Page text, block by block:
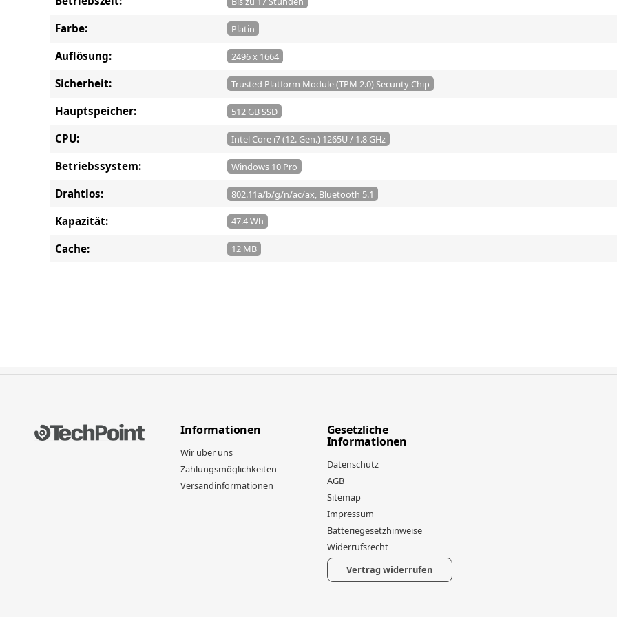
Farbe: Platin
Auflösung: 2496 x 1664
Sicherheit: Trusted Platform Module (TPM 2.0) Security Chip
Hauptspeicher: 512 GB SSD
CPU: Intel Core i7 (12. Gen.) 1265U / 1.8 GHz
Betriebssystem: Windows 10 Pro
Drahtlos: 802.11a/b/g/n/ac/ax, Bluetooth 5.1
Kapazität: 47.4 Wh
Cache: 12 MB
Informationen
Wir über uns
Zahlungsmöglichkeiten
Versandinformationen
Gesetzliche
Informationen
Datenschutz
AGB
Sitemap
Impressum
Batteriegesetzhinweise
Widerrufsrecht
Vertrag widerrufen